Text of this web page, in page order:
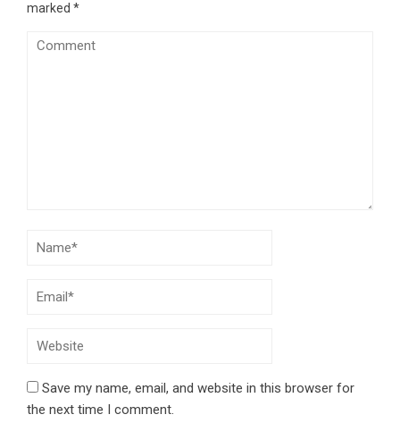
marked *
Save my name, email, and website in this browser for
the next time I comment.